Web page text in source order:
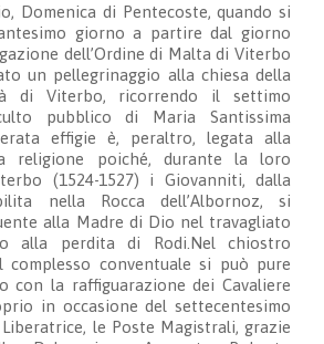
Domenica di Pentecoste, quando si
giorno a partire dal giorno
dell’Ordine di Malta di Viterbo
un pellegrinaggio alla chiesa della
di Viterbo, ricorrendo il settimo
pubblico di Maria Santissima
effigie è, peraltro, legata alla
religione poiché, durante la loro
(1524-1527) i Giovanniti, dalla
nella Rocca dell’Albornoz, si
alla Madre di Dio nel travagliato
alla perdita di Rodi.Nel chiostro
complesso conventuale si può pure
con la raffiguarazione dei Cavaliere
in occasione del settecentesimo
le Poste Magistrali, grazie